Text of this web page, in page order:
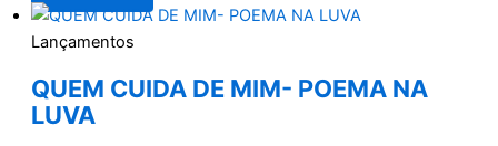
Lançamentos
QUEM CUIDA DE MIM- POEMA NA
LUVA